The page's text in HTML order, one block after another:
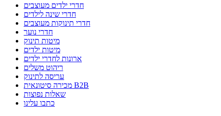
חדרי ילדים מעוצבים
חדרי שינה לילדים
חדרי תינוקות מעוצבים
חדרי נוער
מיטות תינוק
מיטות ילדים
ארונות לחדרי ילדים
ריהוט משלים
עריסה לתינוק
מכירה סיטונאית B2B
שאלות נפוצות
כתבו עלינו